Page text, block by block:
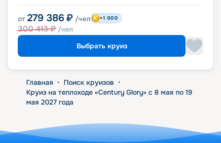
от 279 386 ₽ /чел
300 413₽ /чел
+1 000
Выбрать круиз
Главная • Поиск круизов •
Круиз на теплоходе «Century Glory» с 8 мая по 19
мая 2027 года